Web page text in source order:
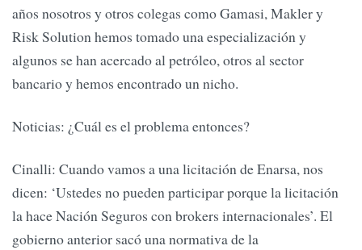
años nosotros y otros colegas como Gamasi, Makler y
Risk Solution hemos tomado una especialización y
algunos se han acercado al petróleo, otros al sector
bancario y hemos encontrado un nicho.
Noticias: ¿Cuál es el problema entonces?
Cinalli: Cuando vamos a una licitación de Enarsa, nos
dicen: ‘Ustedes no pueden participar porque la licitación
la hace Nación Seguros con brokers internacionales’. El
gobierno anterior sacó una normativa de la